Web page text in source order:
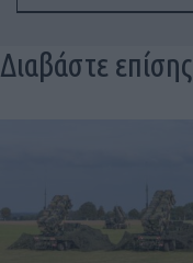
Διαβάστε επίσης